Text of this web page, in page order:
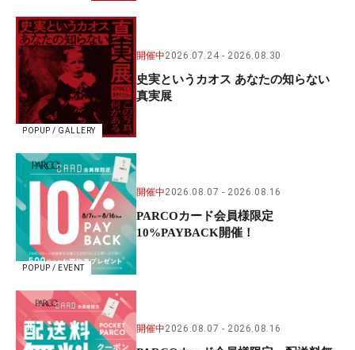
POPUP / GALLERY
開催中2026.07.24 2026.08.30
史実というカオス あなたの知らない
真実展
POPUP / EVENT
開催中2026.08.07 2026.08.16
PARCOカード会員様限定
10%PAYBACK開催！
開催中2026.08.07 2026.08.16